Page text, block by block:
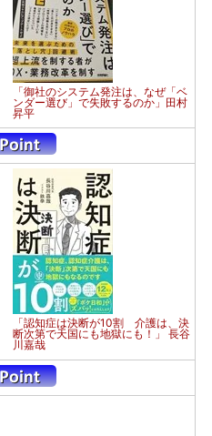
「御社のシステム発注は、なぜ「ベ
ンダー選び」で失敗するのか」田村
昇平
「認知症は決断が10割 介護は、決
断次第で天国にも地獄にも！」 長谷
川嘉哉